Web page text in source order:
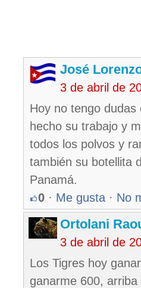
José
3 de abril de
Hoy no tengo
hecho su trabajo y
todos los polvos y
también su botellita
Panamá.
0 · Me gusta · No
Ortolani
3 de abril de
Los Tigres hoy
ganarme 600, arriba